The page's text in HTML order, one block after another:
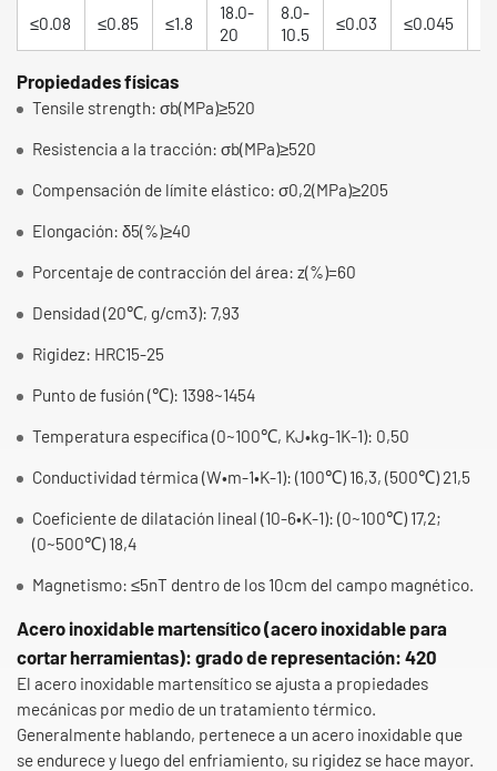
≤0.08 ≤0.85 ≤1.8
18.0-
20
8.0-
10.5
≤0.03 ≤0.045
Propiedades físicas
Tensile strength: σb(MPa)≥520
Resistencia a la tracción: σb(MPa)≥520
Compensación de límite elástico: σ0,2(MPa)≥205
Elongación: δ5(%)≥40
Porcentaje de contracción del área: z(%)=60
Densidad (20℃, g/cm3): 7,93
Rigidez: HRC15-25
Punto de fusión (℃): 1398~1454
Temperatura específica (0~100℃, KJ•kg-1K-1): 0,50
Conductividad térmica (W•m-1•K-1): (100℃) 16,3, (500℃) 21,5
Coeficiente de dilatación lineal (10-6•K-1): (0~100℃) 17,2;
(0~500℃) 18,4
Magnetismo: ≤5nT dentro de los 10cm del campo magnético.
Acero inoxidable martensítico (acero inoxidable para
cortar herramientas): grado de representación: 420
El acero inoxidable martensítico se ajusta a propiedades
mecánicas por medio de un tratamiento térmico.
Generalmente hablando, pertenece a un acero inoxidable que
se endurece y luego del enfriamiento, su rigidez se hace mayor.